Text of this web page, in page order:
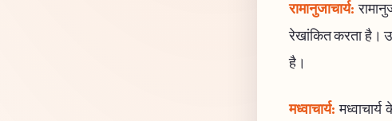
रामानुजाचार्य:
रेखांकित करता है।
है।
मध्वाचार्य: